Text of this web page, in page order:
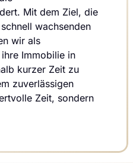
Mit dem Ziel, die
wachsenden
wir als
Immobilie in
kurzer Zeit zu
zuverlässigen
Zeit, sondern